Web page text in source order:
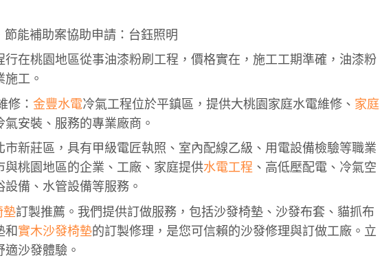
節能補助案協助申請：台鈺照明
行在桃園地區從事油漆粉刷工程，價格實在，施工工期準確，油漆粉
工。
修： 金豐水電冷氣工程位於平鎮區，提供大桃園家庭水電維修、 家庭
安裝、服務的專業廠商。
市新莊區，具有甲級電匠執照、室內配線乙級、用電設備檢驗等職業
桃園地區的企業、工廠、家庭提供水電工程 、高低壓配電、冷氣空
備、水管設備等服務。
墊訂製推薦。我們提供訂做服務，包括沙發椅墊、沙發布套、貓抓布
和實木沙發椅墊的訂製修理，是您可信賴的沙發修理與訂做工廠。立
沙發體驗。